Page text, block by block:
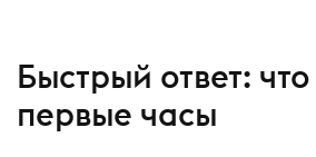
Быстрый ответ:
первые часы